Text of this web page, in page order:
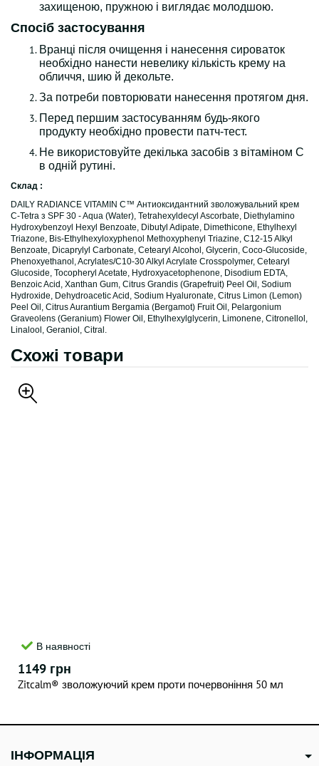
захищеною, пружною і виглядає молодшою.
Спосіб застосування
Вранці після очищення і нанесення сироваток
необхідно нанести невелику кількість крему на
обличчя, шию й декольте.
За потреби повторювати нанесення протягом дня.
Перед першим застосуванням будь-якого
продукту необхідно провести патч-тест.
Не використовуйте декілька засобів з вітаміном С
в одній рутині.
Склад :
DAILY RADIANCE VITAMIN C™ Антиоксидантний зволожувальний крем
C-Tetra з SPF 30 - Aqua (Water), Tetrahexyldecyl Ascorbate, Diethylamino
Hydroxybenzoyl Hexyl Benzoate, Dibutyl Adipate, Dimethicone, Ethylhexyl
Triazone, Bis-Ethylhexyloxyphenol Methoxyphenyl Triazine, C12-15 Alkyl
Benzoate, Dicaprylyl Carbonate, Cetearyl Alcohol, Glycerin, Coco-Glucoside,
Phenoxyethanol, Acrylates/C10-30 Alkyl Acrylate Crosspolymer, Cetearyl
Glucoside, Tocopheryl Acetate, Hydroxyacetophenone, Disodium EDTA,
Benzoic Acid, Xanthan Gum, Citrus Grandis (Grapefruit) Peel Oil, Sodium
Hydroxide, Dehydroacetic Acid, Sodium Hyaluronate, Citrus Limon (Lemon)
Peel Oil, Citrus Aurantium Bergamia (Bergamot) Fruit Oil, Pelargonium
Graveolens (Geranium) Flower Oil, Ethylhexylglycerin, Limonene, Citronellol,
Linalool, Geraniol, Citral.
Схожі товари
В наявності
1149 грн
Zitcalm® зволожуючий крем проти почервоніння 50 мл
ІНФОРМАЦІЯ